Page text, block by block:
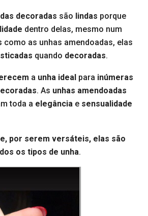
decoradas são lindas porque
dentro delas, mesmo num
como as unhas amendoadas, elas
quando decoradas.
a unha ideal para inúmeras
. As unhas amendoadas
toda a elegância e sensualidade
por serem versáteis, elas são
os tipos de unha.